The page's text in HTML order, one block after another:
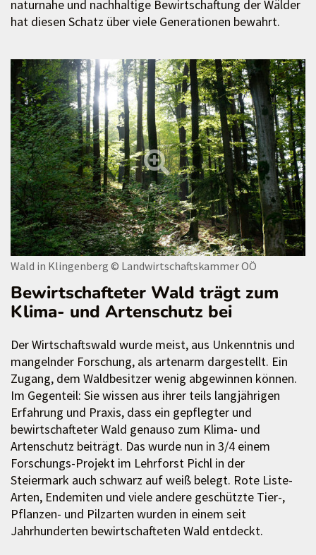
naturnahe und nachhaltige Bewirtschaftung der Wälder
hat diesen Schatz über viele Generationen bewahrt.
Wald in Klingenberg © Landwirtschaftskammer OÖ
Bewirtschafteter Wald trägt zum
Klima- und Artenschutz bei
Der Wirtschaftswald wurde meist, aus Unkenntnis und
mangelnder Forschung, als artenarm dargestellt. Ein
Zugang, dem Waldbesitzer wenig abgewinnen können.
Im Gegenteil: Sie wissen aus ihrer teils langjährigen
Erfahrung und Praxis, dass ein gepflegter und
bewirtschafteter Wald genauso zum Klima- und
Artenschutz beiträgt. Das wurde nun in 3/4 einem
Forschungs-Projekt im Lehrforst Pichl in der
Steiermark auch schwarz auf weiß belegt. Rote Liste-
Arten, Endemiten und viele andere geschützte Tier-,
Pflanzen- und Pilzarten wurden in einem seit
Jahrhunderten bewirtschafteten Wald entdeckt.